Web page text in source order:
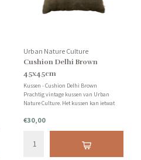
Urban Nature Culture
Cushion Delhi Brown
45x45cm
Kussen - Cushion Delhi Brown
Prachtig vintage kussen van Urban
Nature Culture. Het kussen kan ietwat
uniek en ultiem zacht.
€30,00